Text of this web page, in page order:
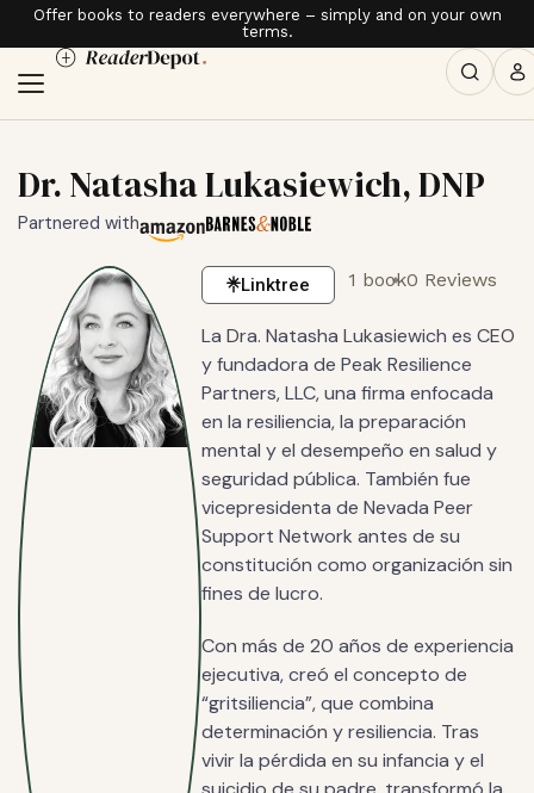
Offer books to readers everywhere – simply and on your own
terms.
Dr. Natasha Lukasiewich, DNP
Partnered with
Linktree 1 book0 Reviews
La Dra. Natasha Lukasiewich es CEO
y fundadora de Peak Resilience
Partners, LLC, una firma enfocada
en la resiliencia, la preparación
mental y el desempeño en salud y
seguridad pública. También fue
vicepresidenta de Nevada Peer
Support Network antes de su
constitución como organización sin
fines de lucro.
Con más de 20 años de experiencia
ejecutiva, creó el concepto de
“gritsiliencia”, que combina
determinación y resiliencia. Tras
vivir la pérdida en su infancia y el